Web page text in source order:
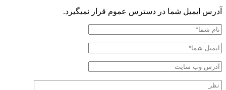
آدرس ایمیل شما در دسترس عموم قرار نمیگیرد.